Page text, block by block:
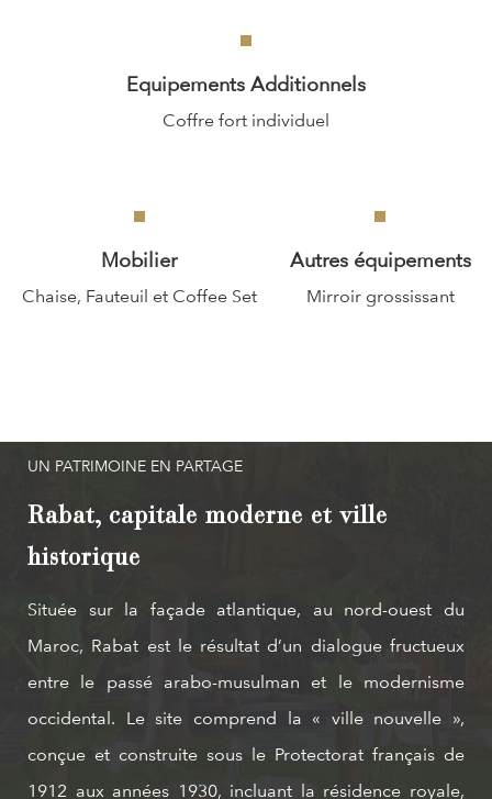
Equipements Additionnels
Coffre fort individuel
Mobilier
Chaise, Fauteuil et Coffee Set
Autres équipements
Mirroir grossissant
UN PATRIMOINE EN PARTAGE
Rabat, capitale moderne et ville
historique
Située sur la façade atlantique, au nord-ouest du
Maroc, Rabat est le résultat d’un dialogue fructueux
entre le passé arabo-musulman et le modernisme
occidental. Le site comprend la « ville nouvelle »,
conçue et construite sous le Protectorat français de
1912 aux années 1930, incluant la résidence royale,